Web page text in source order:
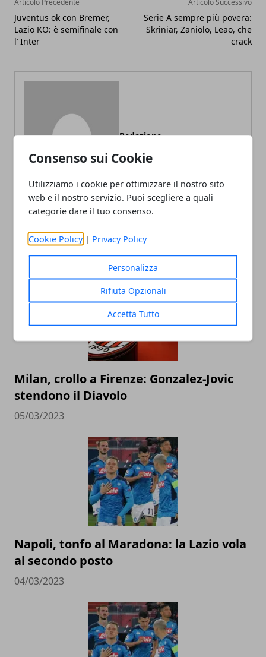
Consenso sui Cookie
Utilizziamo i cookie per ottimizzare il nostro sito
web e il nostro servizio. Puoi scegliere a quali
categorie dare il tuo consenso.
Cookie Policy | Privacy Policy
Personalizza
Rifiuta Opzionali
Accetta Tutto
Articolo Precedente
Juventus ok con Bremer,
Lazio KO: è semifinale con
l’ Inter
Articolo Successivo
Serie A sempre più povera:
Skriniar, Zaniolo, Leao, che
crack
Redazione
ARTICOLI CORRELATI
Milan, crollo a Firenze: Gonzalez-Jovic
stendono il Diavolo
05/03/2023
Napoli, tonfo al Maradona: la Lazio vola
al secondo posto
04/03/2023